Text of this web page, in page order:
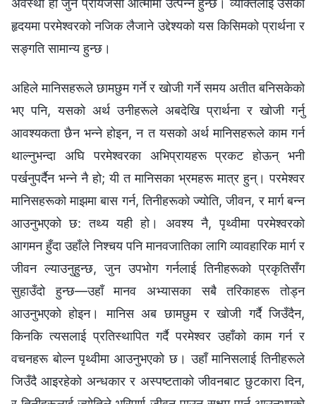
हृदयमा परमेश्‍वरको नजिक लैजाने उद्देश्यको यस किसिमको प्रार्थना र
सङ्गति सामान्य हुन्छ।
अहिले मानिसहरूले छामछुम गर्ने र खोजी गर्ने समय अतीत बनिसकेको
भए पनि, यसको अर्थ उनीहरूले अबदेखि प्रार्थना र खोजी गर्नु
आवश्यकता छैन भन्‍ने होइन, न त यसको अर्थ मानिसहरूले काम गर्न
थाल्नुभन्दा अघि परमेश्‍वरका अभिप्रायहरू प्रकट होऊन् भनी
पर्खनुपर्दैन भन्‍ने नै हो; यी त मानिसका भ्रमहरू मात्र हुन्। परमेश्‍वर
मानिसहरूको माझमा बास गर्न, तिनीहरूको ज्योति, जीवन, र मार्ग बन्‍न
आउनुभएको छ: तथ्य यही हो। अवश्य नै, पृथ्वीमा परमेश्‍वरको
आगमन हुँदा उहाँले निश्‍चय पनि मानवजातिका लागि व्यावहारिक मार्ग र
जीवन ल्याउनुहुन्छ, जुन उपभोग गर्नलाई तिनीहरूको प्रकृतिसँग
सुहाउँदो हुन्छ—उहाँ मानव अभ्यासका सबै तरिकाहरू तोड्न
आउनुभएको होइन। मानिस अब छामछुम र खोजी गर्दै जिउँदैन,
किनकि त्यसलाई प्रतिस्थापित गर्दै परमेश्‍वर उहाँको काम गर्न र
वचनहरू बोल्न पृथ्वीमा आउनुभएको छ। उहाँ मानिसलाई तिनीहरूले
जिउँदै आइरहेको अन्धकार र अस्पष्टताको जीवनबाट छुटकारा दिन,